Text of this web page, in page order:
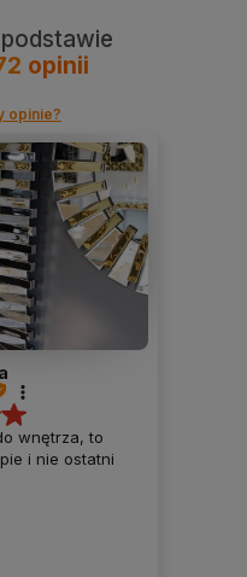
opinii
opinie?
wnętrza, to
i nie ostatni